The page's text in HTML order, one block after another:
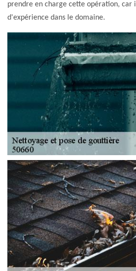
prendre en charge cette opération, car
d'expérience dans le domaine.